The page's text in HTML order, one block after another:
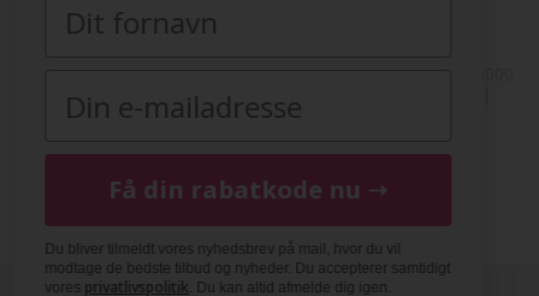
Kolding, Danmark | Tlf(+45) 20154560 | CVR: 33377002 |
FashionGirl.dk er ejet af HolmeGruppen ApS
Få din rabatkode nu ➝
Du bliver tilmeldt vores nyhedsbrev på mail, hvor du vil
modtage de bedste tilbud og nyheder. Du accepterer samtidigt
voresprivatlivspolitik. Du kan altid afmelde dig igen.